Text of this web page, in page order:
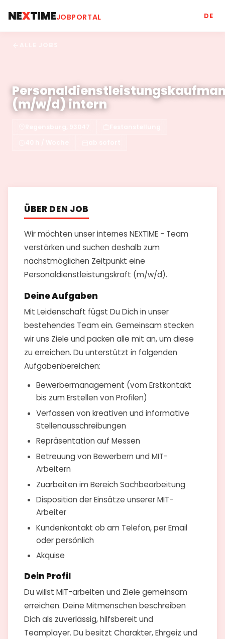
NEXTIMEJOBPORTAL DE
(m/w/d) intern
ÜBER DEN JOB
Wir möchten unser internes NEXTIME - Team
verstärken und suchen deshalb zum
nächstmöglichen Zeitpunkt eine
Personaldienstleistungskraft (m/w/d).
Deine Aufgaben
Mit Leidenschaft fügst Du Dich in unser
bestehendes Team ein. Gemeinsam stecken
wir uns Ziele und packen alle mit an, um diese
zu erreichen. Du unterstützt in folgenden
Aufgabenbereichen:
Bewerbermanagement (vom Erstkontakt
bis zum Erstellen von Profilen)
Verfassen von kreativen und informative
Stellenausschreibungen
Repräsentation auf Messen
Betreuung von Bewerbern und MIT-
Arbeitern
Zuarbeiten im Bereich Sachbearbeitung
Disposition der Einsätze unserer MIT-
Arbeiter
Kundenkontakt ob am Telefon, per Email
oder persönlich
Akquise
Dein Profil
Du willst MIT-arbeiten und Ziele gemeinsam
erreichen. Deine Mitmenschen beschreiben
Dich als zuverlässig, hilfsbereit und
Teamplayer. Du besitzt Charakter, Ehrgeiz und